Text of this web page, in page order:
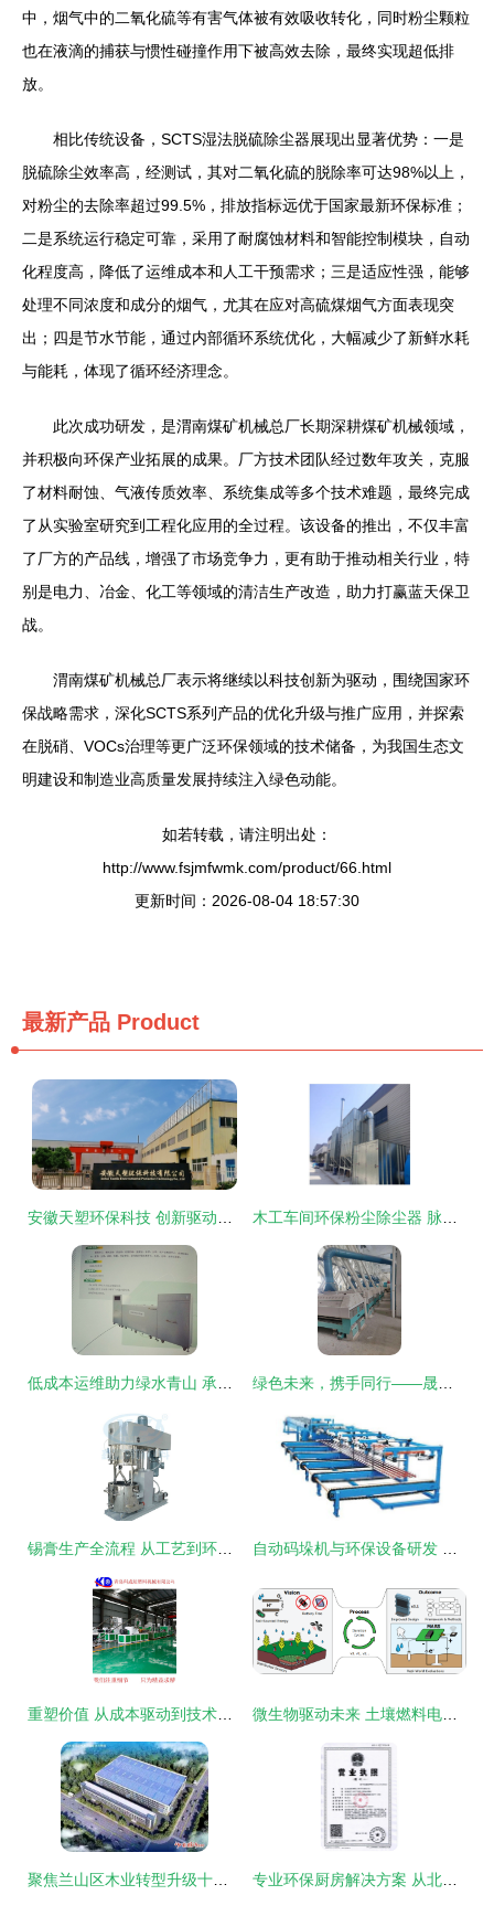
中，烟气中的二氧化硫等有害气体被有效吸收转化，同时粉尘颗粒
也在液滴的捕获与惯性碰撞作用下被高效去除，最终实现超低排
放。
相比传统设备，SCTS湿法脱硫除尘器展现出显著优势：一是
脱硫除尘效率高，经测试，其对二氧化硫的脱除率可达98%以上，
对粉尘的去除率超过99.5%，排放指标远优于国家最新环保标准；
二是系统运行稳定可靠，采用了耐腐蚀材料和智能控制模块，自动
化程度高，降低了运维成本和人工干预需求；三是适应性强，能够
处理不同浓度和成分的烟气，尤其在应对高硫煤烟气方面表现突
出；四是节水节能，通过内部循环系统优化，大幅减少了新鲜水耗
与能耗，体现了循环经济理念。
此次成功研发，是渭南煤矿机械总厂长期深耕煤矿机械领域，
并积极向环保产业拓展的成果。厂方技术团队经过数年攻关，克服
了材料耐蚀、气液传质效率、系统集成等多个技术难题，最终完成
了从实验室研究到工程化应用的全过程。该设备的推出，不仅丰富
了厂方的产品线，增强了市场竞争力，更有助于推动相关行业，特
别是电力、冶金、化工等领域的清洁生产改造，助力打赢蓝天保卫
战。
渭南煤矿机械总厂表示将继续以科技创新为驱动，围绕国家环
保战略需求，深化SCTS系列产品的优化升级与推广应用，并探索
在脱硝、VOCs治理等更广泛环保领域的技术储备，为我国生态文
明建设和制造业高质量发展持续注入绿色动能。
如若转载，请注明出处：
http://www.fsjmfwmk.com/product/66.html
更新时间：2026-08-04 18:57:30
最新产品 Product